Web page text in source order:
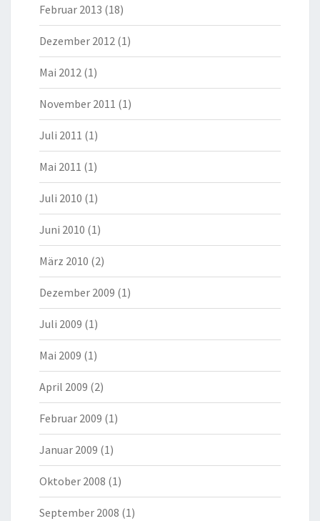
Februar 2013 (18)
Dezember 2012 (1)
Mai 2012 (1)
November 2011 (1)
Juli 2011 (1)
Mai 2011 (1)
Juli 2010 (1)
Juni 2010 (1)
März 2010 (2)
Dezember 2009 (1)
Juli 2009 (1)
Mai 2009 (1)
April 2009 (2)
Februar 2009 (1)
Januar 2009 (1)
Oktober 2008 (1)
September 2008 (1)